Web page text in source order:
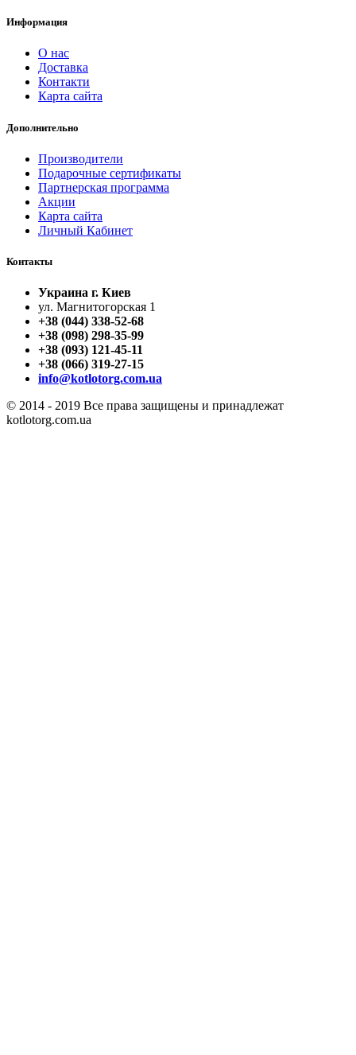
Информация
О нас
Доставка
Контакти
Карта сайта
Дополнительно
Производители
Подарочные сертификаты
Партнерская программа
Акции
Карта сайта
Личный Кабинет
Контакты
Украина г. Киев
ул. Магнитогорская 1
+38 (044) 338-52-68
+38 (098) 298-35-99
+38 (093) 121-45-11
+38 (066) 319-27-15
info@kotlotorg.com.ua
© 2014 - 2019 Все права защищены и принадлежат
kotlotorg.com.ua